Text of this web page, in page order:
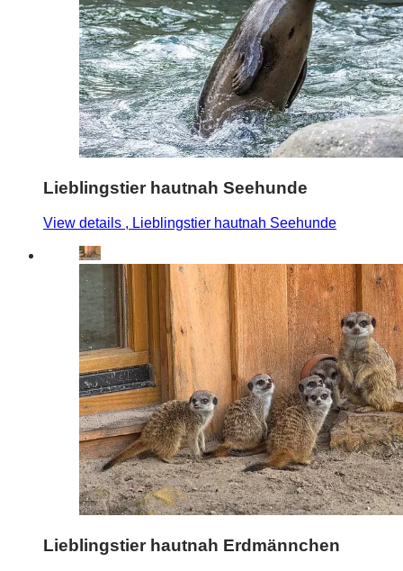
Lieblingstier hautnah Seehunde
View details , Lieblingstier hautnah Seehunde
Lieblingstier hautnah Erdmännchen